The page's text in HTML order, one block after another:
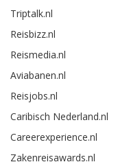
Triptalk.nl
Reisbizz.nl
Reismedia.nl
Aviabanen.nl
Reisjobs.nl
Caribisch Nederland.nl
Careerexperience.nl
Zakenreisawards.nl